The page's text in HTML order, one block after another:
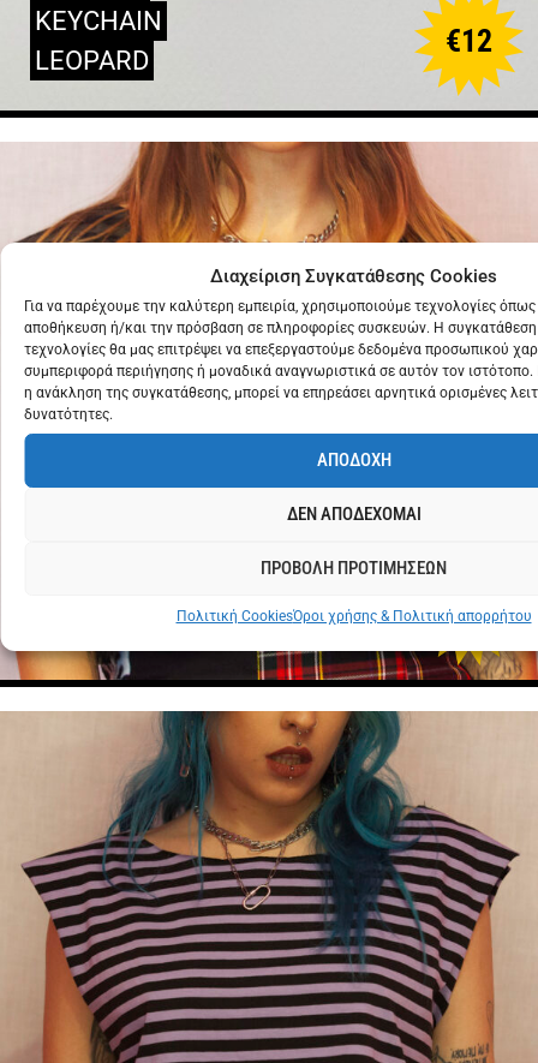
Διαχείριση Συγκατάθεσης Cookies
Για να παρέχουμε την καλύτερη εμπειρία, χρησιμοποιούμε τεχνολογίες
αποθήκευση ή/και την πρόσβαση σε πληροφορίες συσκευών. Η συγκατάθεση
τεχνολογίες θα μας επιτρέψει να επεξεργαστούμε δεδομένα προσωπικού
συμπεριφορά περιήγησης ή μοναδικά αναγνωριστικά σε αυτόν τον
η ανάκληση της συγκατάθεσης, μπορεί να επηρεάσει αρνητικά ορισμένες
δυνατότητες.
ΑΠΟΔΟΧΗ
ΔΕΝ ΑΠΟΔΕΧΟΜΑΙ
ΠΡΟΒΟΛΗ ΠΡΟΤΙΜΗΣΕΩΝ
Πολιτική CookiesΌροι χρήσης & Πολιτική απορρήτου
KEYCHAIN
LEOPARD
€12
€12